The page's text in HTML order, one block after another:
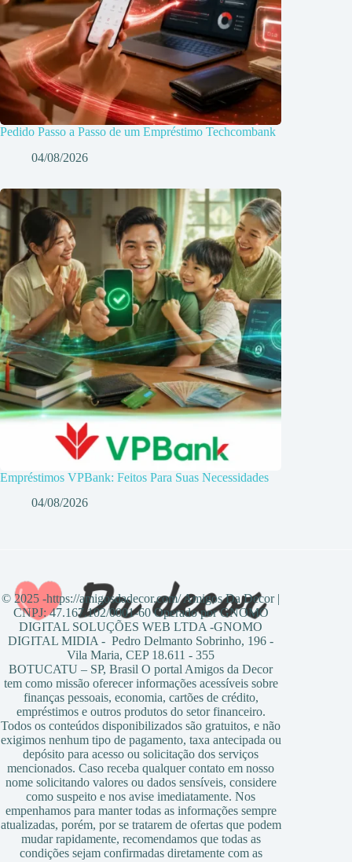
Pedido Passo a Passo de um Empréstimo Techcombank
04/08/2026
Empréstimos VPBank: Feitos Para Suas Necessidades
04/08/2026
© 2025 -https://amigosdadecor.com/ Amigos Da Decor |
CNPJ: 47.167.102/0001-60 Operado por GNOMO
DIGITAL SOLUÇÕES WEB LTDA -GNOMO
DIGITAL MIDIA - Pedro Delmanto Sobrinho, 196 -
Vila Maria, CEP 18.611 - 355
BOTUCATU – SP, Brasil O portal Amigos da Decor
tem como missão oferecer informações acessíveis sobre
finanças pessoais, economia, cartões de crédito,
empréstimos e outros produtos do setor financeiro.
Todos os conteúdos disponibilizados são gratuitos, e não
exigimos nenhum tipo de pagamento, taxa antecipada ou
depósito para acesso ou solicitação dos serviços
mencionados. Caso receba qualquer contato em nosso
nome solicitando valores ou dados sensíveis, considere
como suspeito e nos avise imediatamente. Nos
empenhamos para manter todas as informações sempre
atualizadas, porém, por se tratarem de ofertas que podem
mudar rapidamente, recomendamos que todas as
condições sejam confirmadas diretamente com as